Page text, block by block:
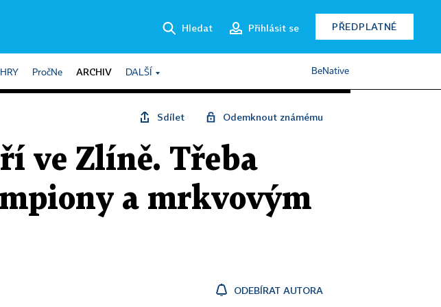
Hledat Přihlásit se PŘEDPLATNÉ
HRY PročNe ARCHIV DALŠÍ BeNative
Sdílet Odemknout známému
ve Zlíně. Třeba
a mrkvovým
ODEBÍRAT AUTORA